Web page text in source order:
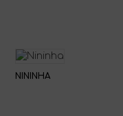
NININHA